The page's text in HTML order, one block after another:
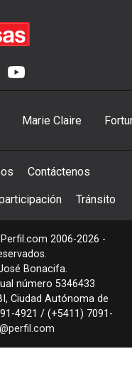
Marie Claire
Contáctenos
Tránsito
2006-2026 -
Bonacifa.
número 5346433
, Ciudad Autónoma de
4921 / (+5411) 7091-